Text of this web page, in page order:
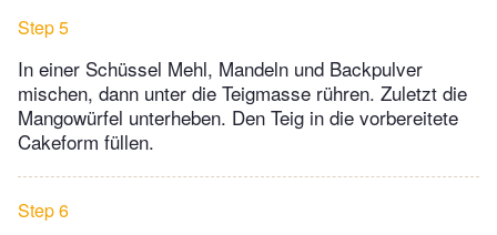
Step 5
In einer Schüssel Mehl, Mandeln und Backpulver
mischen, dann unter die Teigmasse rühren. Zuletzt die
Mangowürfel unterheben. Den Teig in die vorbereitete
Cakeform füllen.
Step 6